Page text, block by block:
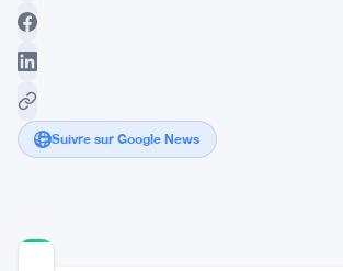
Suivre sur Google News